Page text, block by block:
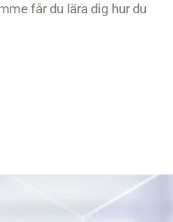
får du lära dig hur du